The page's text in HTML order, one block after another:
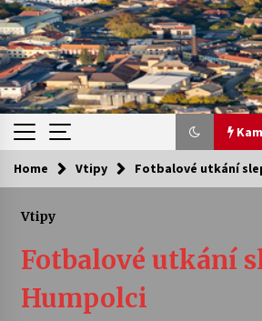
Kam za kulturou?
10. 8. 2026
Home Vtipy Fotbalové utkání
Vtipy
Fotbalové utkání
Humpolci